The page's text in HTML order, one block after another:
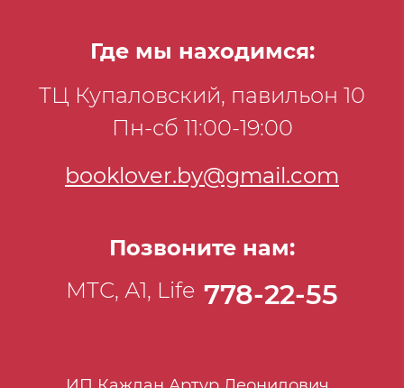
Где мы находимся:
ТЦ Купаловский, павильон 10
Пн-сб 11:00-19:00
booklover.by@gmail.com
Позвоните нам:
МТС, А1, Life 778-22-55